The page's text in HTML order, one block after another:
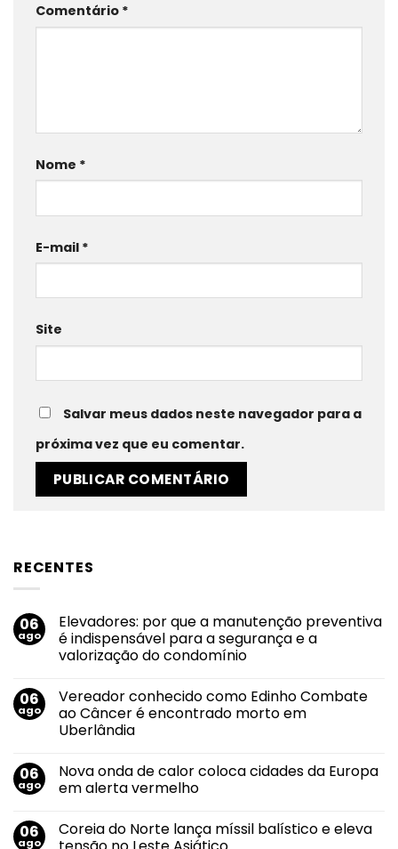
Comentário *
Nome *
E-mail *
Site
Salvar meus dados neste navegador para a
próxima vez que eu comentar.
RECENTES
06
ago
Elevadores: por que a manutenção preventiva
é indispensável para a segurança e a
valorização do condomínio
em
Elevadores:
por
que
preventiva
é
indispensável
segurança
e
06
ago
Vereador conhecido como Edinho Combate
ao Câncer é encontrado morto em
Uberlândia
em
Vereador
conhecido
Combate
ao
06
ago
Nova onda de calor coloca cidades da Europa
em alerta vermelho
em
Nova
06
ago
Coreia do Norte lança míssil balístico e eleva